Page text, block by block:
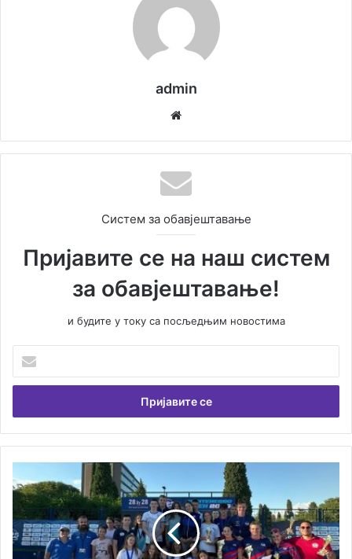
admin
te
Систем за обавјештавање
Пријавите се на наш систем
за обавјештавање!
и будите у току са посљедњим новостима
е
и
т
а
у
е
м
р
д
р
ж